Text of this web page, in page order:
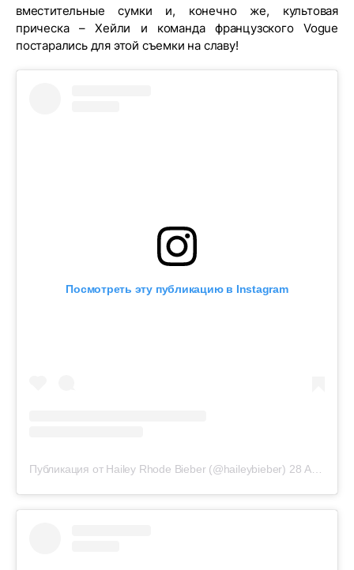
вместительные сумки и, конечно же, культовая
прическа – Хейли и команда французского Vogue
постарались для этой съемки на славу!
Посмотреть эту публикацию в Instagram
Публикация от Hailey Rhode Bieber (@haileybieber) 28 Авг 2019 в 4:18 PDT